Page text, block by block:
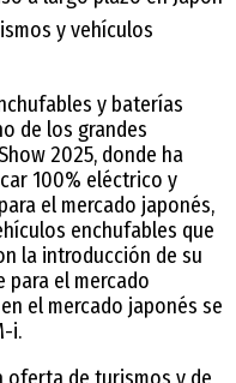
y vehículos
y baterías
de los grandes
2025, donde ha
car 100% eléctrico y
el mercado japonés,
enchufables que
la introducción de su
el mercado
el mercado japonés se
i.
oferta de turismos y de